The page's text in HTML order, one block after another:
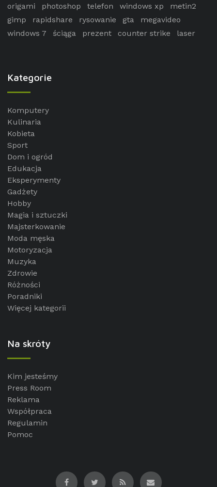
origami photoshop telefon windows xp
metin2
gimp
rapidshare rysowanie gta
megavideo
windows 7
ściąga prezent counter strike laser
Kategorie
Komputery
Kulinaria
Kobieta
Sport
Dom i ogród
Edukacja
Eksperymenty
Gadżety
Hobby
Magia i sztuczki
Majsterkowanie
Moda męska
Motoryzacja
Muzyka
Zdrowie
Różności
Poradniki
Więcej kategorii
Na skróty
Kim jesteśmy
Press Room
Reklama
Współpraca
Regulamin
Pomoc